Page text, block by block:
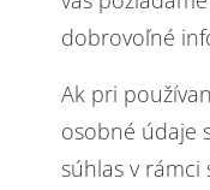
dobrovoľné
Ak pri
osobné údaje
súhlas v rámci